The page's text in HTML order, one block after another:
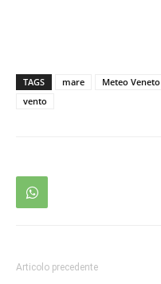
TAGS mare Meteo Veneto
vento
Articolo precedente